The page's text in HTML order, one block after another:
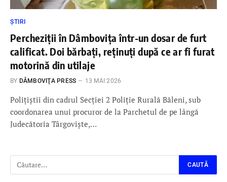
ȘTIRI
Percheziții în Dâmbovița într-un dosar de furt
calificat. Doi bărbați, reținuți după ce ar fi furat
motorină din utilaje
BY DÂMBOVIŢA PRESS 13 MAI 2026
Polițiștii din cadrul Secției 2 Poliție Rurală Băleni, sub
coordonarea unui procuror de la Parchetul de pe lângă
Judecătoria Târgoviște,…